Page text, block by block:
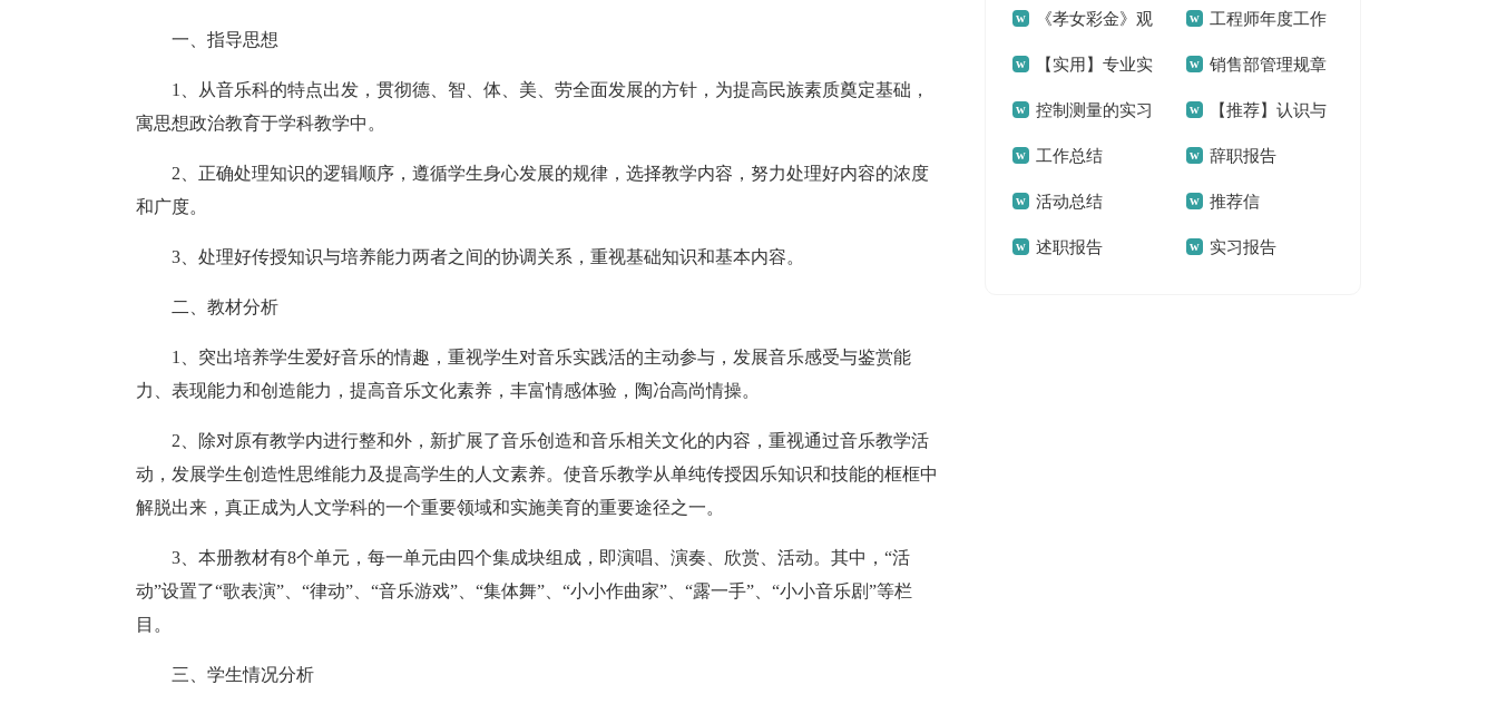
一、指导思想
1、从音乐科的特点出发，贯彻德、智、体、美、劳全面发展的方针，为提高民族素质奠定基础，
寓思想政治教育于学科教学中。
2、正确处理知识的逻辑顺序，遵循学生身心发展的规律，选择教学内容，努力处理好内容的浓度
和广度。
3、处理好传授知识与培养能力两者之间的协调关系，重视基础知识和基本内容。
二、教材分析
1、突出培养学生爱好音乐的情趣，重视学生对音乐实践活的主动参与，发展音乐感受与鉴赏能
力、表现能力和创造能力，提高音乐文化素养，丰富情感体验，陶冶高尚情操。
2、除对原有教学内进行整和外，新扩展了音乐创造和音乐相关文化的内容，重视通过音乐教学活
动，发展学生创造性思维能力及提高学生的人文素养。使音乐教学从单纯传授因乐知识和技能的框框中
解脱出来，真正成为人文学科的一个重要领域和实施美育的重要途径之一。
3、本册教材有8个单元，每一单元由四个集成块组成，即演唱、演奏、欣赏、活动。其中，“活
动”设置了“歌表演”、“律动”、“音乐游戏”、“集体舞”、“小小作曲家”、“露一手”、“小小音乐剧”等栏
目。
三、学生情况分析
范文汇编8篇
《孝女彩金》观
后感
工程师年度工作
总结
【实用】专业实
习报告模板集合五
篇
销售部管理规章
制度
控制测量的实习
报告
【推荐】认识与
实习报告模板集锦
九篇
工作总结 辞职报告
活动总结 推荐信
述职报告 实习报告